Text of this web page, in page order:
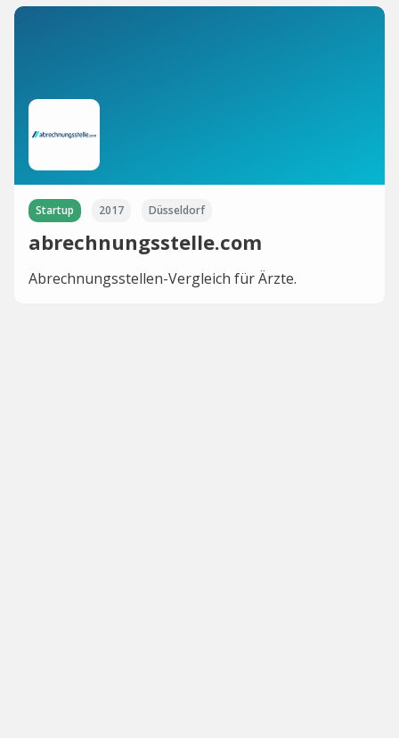
Startup 2017 Düsseldorf
abrechnungsstelle.com
Abrechnungsstellen-Vergleich für Ärzte.